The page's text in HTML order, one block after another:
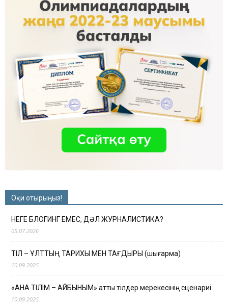
Оқи отырыңыз!
НЕГЕ БЛОГИНГ ЕМЕС, ДӘЛ ЖУРНАЛИСТИКА?
05.07.2026
ТІЛ – ҰЛТТЫҢ ТАРИХЫ МЕН ТАҒДЫРЫ (шығарма)
10.09.2025
«АНА ТІЛІМ – АЙБЫНЫМ» атты тілдер мерекесінің сценариі
10.09.2025